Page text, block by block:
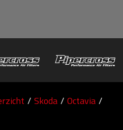
/ Skoda / Octavia /